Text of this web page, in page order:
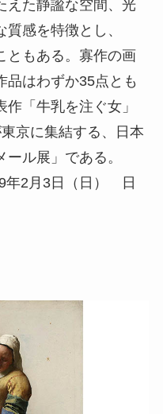
えた静謐な空間、光
感を特徴とし、
ともある。寡作の画
品はわずか35点とも
「牛乳を注ぐ女」
京に集結する、日本
ル展」である。
年2月3日（日） 日